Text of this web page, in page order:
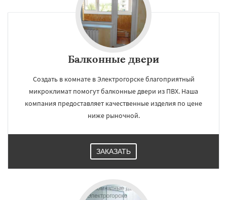
Балконные двери
Создать в комнате в Электрогорске благоприятный
микроклимат помогут балконные двери из ПВХ. Наша
компания предоставляет качественные изделия по цене
ниже рыночной.
ЗАКАЗАТЬ